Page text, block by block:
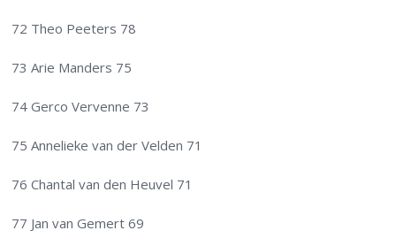
72 Theo Peeters 78
73 Arie Manders 75
74 Gerco Vervenne 73
75 Annelieke van der Velden 71
76 Chantal van den Heuvel 71
77 Jan van Gemert 69